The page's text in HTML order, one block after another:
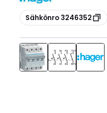
Kopioi
Sähkönro 3246352